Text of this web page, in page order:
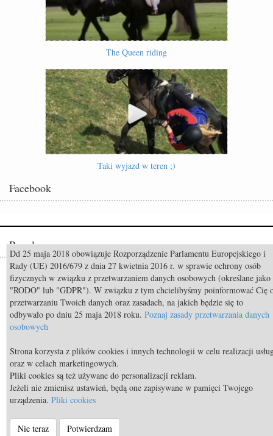
The Queen riding
Taki wyjazd w teren ;)
Facebook
Popularne
Odszedł Monty Roberts – człowiek, który nauczył świat słuchać koni
Constable FRH (Contendro I x Diarado) sprzedany do USA
Mistrzostwa Świata Aachen 2026: Już za 50 dni rozpocznie się walka o
medale!
TOP 9 najdroższych koni świata
Body Condition Scoring, czyli metoda oceny kondycji konia
© Equista.pl 2014 - 2026 - a timeless venture |
Dd 25 maja 2018 obowiązuje Rozporządzenie Parlamentu Europejskiego i
Rady (UE) 2016/679 z dnia 27 kwietnia 2016 r. w sprawie ochrony osób
fizycznych w związku z przetwarzaniem danych osobowych (określane jako
"RODO" lub "GDPR"). W związku z tym chcielibyśmy poinformować Cię
przetwarzaniu Twoich danych oraz zasadach, na jakich będzie się to
odbywało po dniu 25 maja 2018 roku. Poznaj zasady przetwarzania danych
osobowych
Strona korzysta z plików cookies i innych technologii w celu realizacji
oraz w celach marketingowych.
Pliki cookies są też używane do personalizacji reklam.
Jeżeli nie zmienisz ustawień, będą one zapisywane w pamięci Twojego
urządzenia. Pliki cookies
Nie teraz Potwierdzam